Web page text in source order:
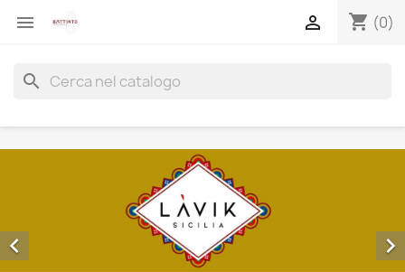
 shopping_cart (0)

search
 